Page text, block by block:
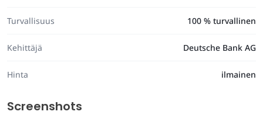
Turvallisuus 100 % turvallinen
Kehittäjä Deutsche Bank AG
Hinta ilmainen
Screenshots